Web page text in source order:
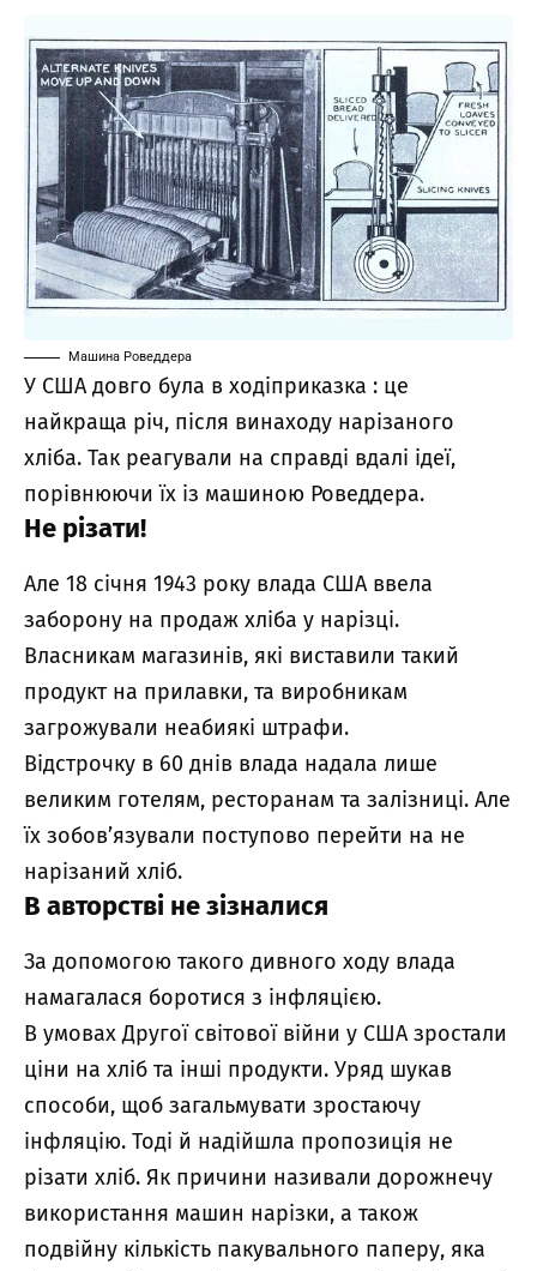
Машина Роведдера
У США довго була в ходіприказка : це
найкраща річ, після винаходу нарізаного
хліба. Так реагували на справді вдалі ідеї,
порівнюючи їх із машиною Роведдера.
Не різати!
Але 18 січня 1943 року влада США ввела
заборону на продаж хліба у нарізці.
Власникам магазинів, які виставили такий
продукт на прилавки, та виробникам
загрожували неабиякі штрафи.
Відстрочку в 60 днів влада надала лише
великим готелям, ресторанам та залізниці. Але
їх зобов’язували поступово перейти на не
нарізаний хліб.
В авторстві не зізналися
За допомогою такого дивного ходу влада
намагалася боротися з інфляцією.
В умовах Другої світової війни у ​​США зростали
ціни на хліб та інші продукти. Уряд шукав
способи, щоб загальмувати зростаючу
інфляцію. Тоді й надійшла пропозиція не
різати хліб. Як причини називали дорожнечу
використання машин нарізки, а також
подвійну кількість пакувального паперу, яка